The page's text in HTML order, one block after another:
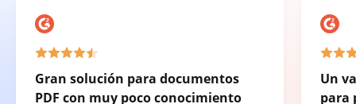
Gran solución para documentos
PDF con muy poco conocimiento
Un
para